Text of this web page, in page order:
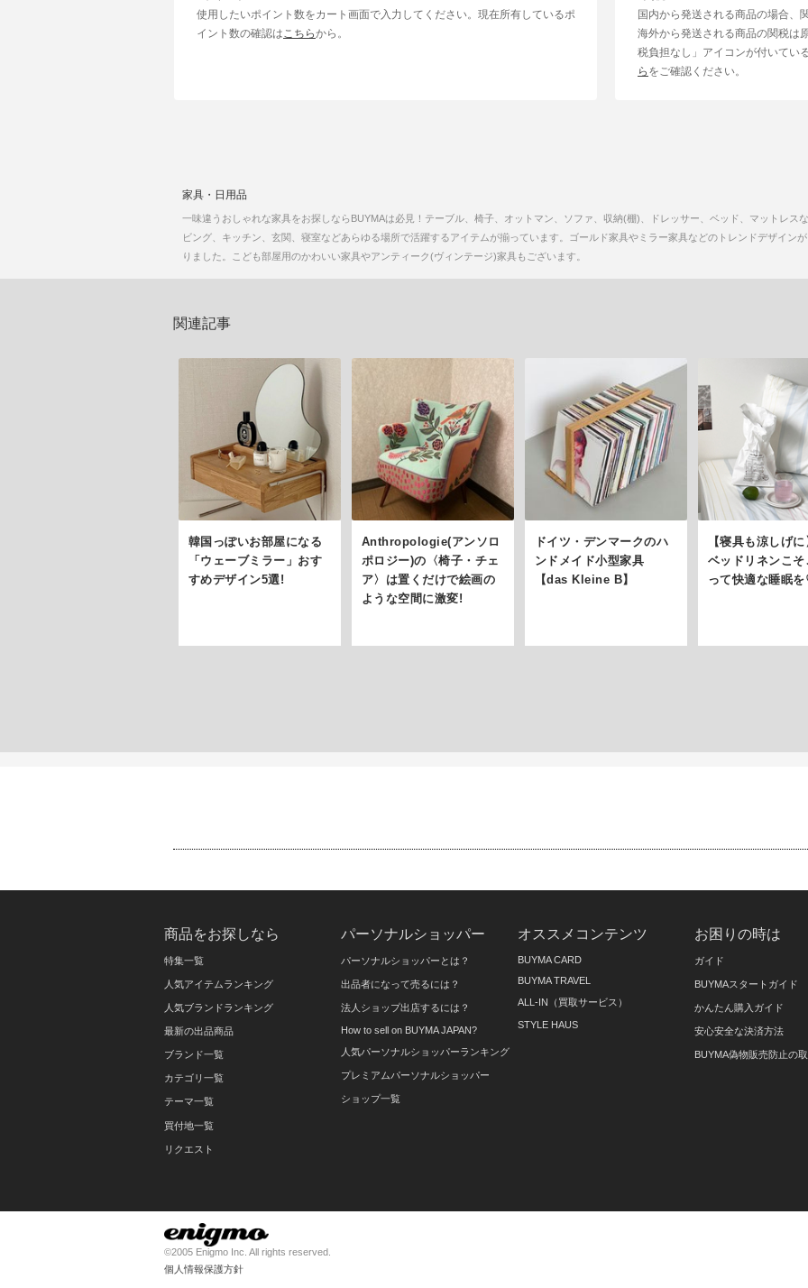
使用したいポイント数をカート画面で入力してください。現在所有しているポ
イント数の確認は こちらから。
国内から発送される商品の場合、
海外から発送される商品の関税は
税負担なし」アイコンが付いてい
ら をご確認ください。
家具・日用品
一味違うおしゃれな家具をお探しならBUYMAは必見！テーブル、椅子、オットマン、ソファ、収納(棚)、ドレッサー、ベッド、マットレス
ビング、キッチン、玄関、寝室などあらゆる場所で活躍するアイテムが揃っています。ゴールド家具やミラー家具などのトレンドデザイン
りました。こども部屋用のかわいい家具やアンティーク(ヴィンテージ)家具もございます。
関連記事
韓国っぽいお部屋になる
「ウェーブミラー」おす
すめデザイン5選!
Anthropologie(アンソロ
ポロジー)の〈椅子・チェ
ア〉は置くだけで絵画の
ような空間に激変!
ドイツ・デンマークのハ
ンドメイド小型家具
【das Kleine B】
【寝具も涼しげ
ベッドリネンこそ
って快適な睡眠
商品をお探しなら
特集一覧
人気アイテムランキング
人気ブランドランキング
最新の出品商品
ブランド一覧
カテゴリ一覧
テーマ一覧
買付地一覧
リクエスト
パーソナルショッパー
パーソナルショッパーとは？
出品者になって売るには？
法人ショップ出店するには？
How to sell on BUYMA JAPAN?
人気パーソナルショッパーランキング
プレミアムパーソナルショッパー
ショップ一覧
オススメコンテンツ
BUYMA CARD
BUYMA TRAVEL
ALL-IN（買取サービス）
STYLE HAUS
お困りの時は
ガイド
BUYMAスタートガイド
かんたん購入ガイド
安心安全な決済方法
BUYMA偽物販売防止の
©2005 Enigmo Inc. All rights reserved.
個人情報保護方針